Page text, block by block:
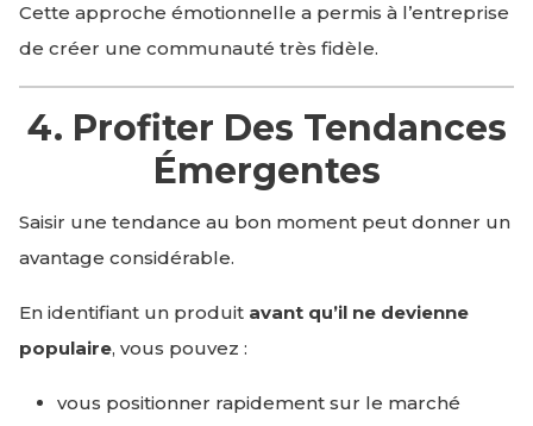
Cette approche émotionnelle a permis à l’entreprise
de créer une communauté très fidèle.
4. Profiter Des Tendances
Émergentes
Saisir une tendance au bon moment peut donner un
avantage considérable.
En identifiant un produit avant qu’il ne devienne
populaire, vous pouvez :
vous positionner rapidement sur le marché